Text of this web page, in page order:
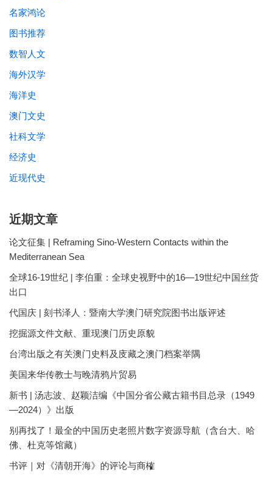
名家鸿论
图书推荐
数智人文
海外汉学
海洋史
澳门文史
社科文学
经济史
近现代史
近期文章
论文征集 | Reframing Sino-Western Contacts within the
Mediterranean Sea
全球16-19世纪 | 李伯重：全球史视野中的16—19世纪中国丝货
出口
代国庆 | 刻书泽人：暨南大学澳门研究院图书出版评述
挖掘源文件文献、重现澳门历史原貌
台湾出版之有关澳门史料及庋藏之澳门档案举隅
美国来华传教士与晚清鸦片贸易
新书 | 汤志波、赵颖洁编《中国分省公藏古籍书目总录（1949
—2024）》出版
别再找了！最全的中国历史老照片数字资源导航（含台大、哈
佛、杜克等馆藏）
书评｜对《清朝开海》的评论与商榷